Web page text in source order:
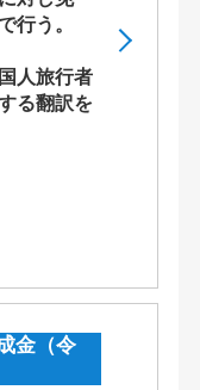
行う。
人旅行者
る翻訳を
金（令